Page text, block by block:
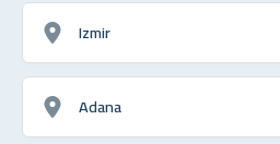
Izmir
Adana